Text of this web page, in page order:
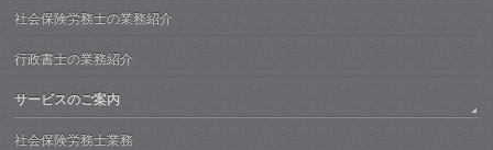
社会保険労務士の業務紹介
行政書士の業務紹介
サービスのご案内
社会保険労務士業務